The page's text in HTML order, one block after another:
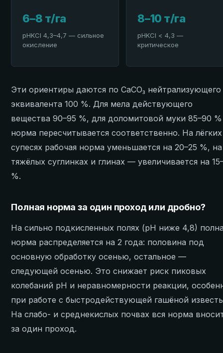
6–8 т/га
pHKCl 4,3–4,7 — сильное
окисление
8–10 т/га
pHKCl < 4,3 —
критическое
Эти ориентиры даются по СаСО₃ нейтрализующего
эквивалента 100 %. Для мела действующего
вещества 90–95 %, для доломитовой муки 85–90
норма пересчитывается соответственно. На лёгких
супесях рабочая норма уменьшается на 20–25 %, на
тяжёлых суглинках и глинах — увеличивается на
%.
Полная норма за один проход или дробно?
На сильно подкисленных полях (pH ниже 4,8)
норма распределяется на 2 года: половина под
основную обработку осенью, остальное —
следующей осенью. Это снижает риск пиковых
колебаний pH и неравномерности реакции,
при работе с быстродействующей гашёной
На слабо- и среднекислых почвах вся норма
за один проход.